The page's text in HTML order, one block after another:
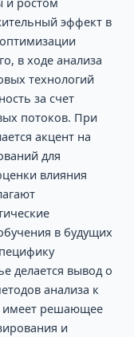
эффект в
в ходе анализа
технологий
за счет
потоков. При
акцент на
для
влияния
в будущих
делается вывод о
анализа к
имеет решающее
и